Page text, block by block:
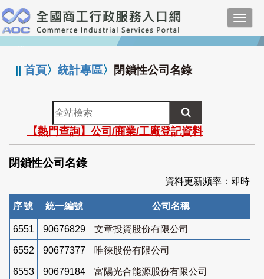
跳
到
主
要
:::
||首頁〉統計專區〉 閉鎖性公司名錄
全
站
檢
索
【熱門查詢】公司/商業/工廠登記資料
閉鎖性公司名錄
資料更新頻率：即時
序號 統一編號 公司名稱
6551 90676829 文章投資股份有限公司
6552 90677377 唯徠股份有限公司
6553 90679184 富陽光合能源股份有限公司